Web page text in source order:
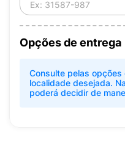
Opções de entrega
Consulte pelas
localidade desejada.
poderá decidir de